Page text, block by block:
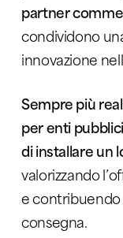
partner
condividono
innovazione
Sempre più
per enti
di installare un
valorizzando
e contribuendo
consegna.